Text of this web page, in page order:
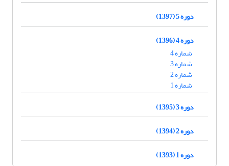
دوره 5 (1397)
دوره 4 (1396)
شماره 4
شماره 3
شماره 2
شماره 1
دوره 3 (1395)
دوره 2 (1394)
دوره 1 (1393)